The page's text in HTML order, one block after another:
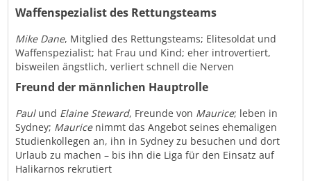
Waffenspezialist des Rettungsteams
Mike Dane, Mitglied des Rettungsteams; Elitesoldat und
Waffenspezialist; hat Frau und Kind; eher introvertiert,
bisweilen ängstlich, verliert schnell die Nerven
Freund der männlichen Hauptrolle
Paulund Elaine Steward, Freunde von Maurice; leben in
Sydney; Mauricenimmt das Angebot seines ehemaligen
Studienkollegen an, ihn in Sydney zu besuchen und dort
Urlaub zu machen – bis ihn die Liga für den Einsatz auf
Halikarnos rekrutiert